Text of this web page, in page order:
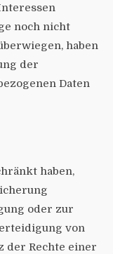
noch nicht
haben
der
Daten
haben,
oder zur
von
der Rechte einer